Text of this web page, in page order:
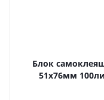
Блок
51x76мм